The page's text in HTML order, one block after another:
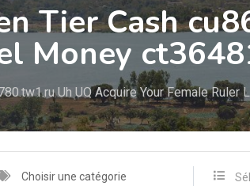
Tier Cash
Money
Uh UQ Acquire Your Female
Choisir une catégorie